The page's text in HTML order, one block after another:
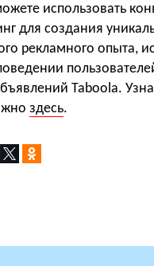
использовать
для создания
рекламного опыта,
Taboola.
здесь.